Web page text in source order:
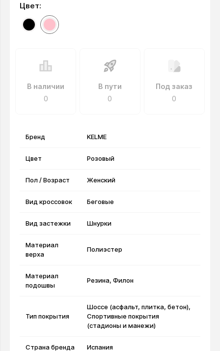
Цвет:
В наличии
0
В пути
0
Под заказ
0
Бренд KELME
Цвет Розовый
Пол / Возраст Женский
Вид кроссовок Беговые
Вид застежки Шнурки
Материал
верха
Полиэстер
Материал
подошвы
Резина, Филон
Тип покрытия
Шоссе (асфальт, плитка, бетон),
Спортивные покрытия
(стадионы и манежи)
Страна бренда Испания